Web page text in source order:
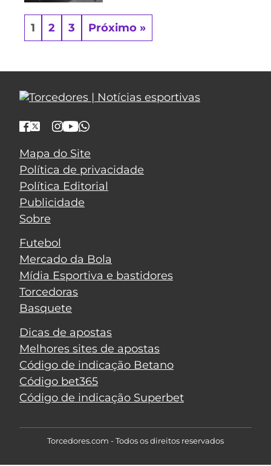
1 2 3 Próximo »
Mapa do Site
Política de privacidade
Política Editorial
Publicidade
Sobre
Futebol
Mercado da Bola
Mídia Esportiva e bastidores
Torcedoras
Basquete
Dicas de apostas
Melhores sites de apostas
Código de indicação Betano
Código bet365
Código de indicação Superbet
Torcedores.com - Todos os direitos reservados